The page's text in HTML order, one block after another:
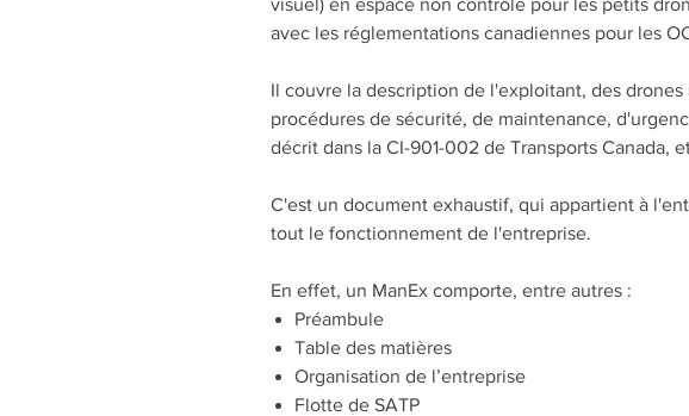
visuel) en espace non contrôlé pour les petits
avec les réglementations canadiennes pour les
Il couvre la description de l'exploitant, des drones
procédures de sécurité, de maintenance,
décrit dans la CI-901-002 de Transports Canada,
C'est un document exhaustif, qui appartient à
tout le fonctionnement de l'entreprise.
En effet, un ManEx comporte, entre autres :
Préambule
Table des matières
Organisation de l’entreprise
Flotte de SATP